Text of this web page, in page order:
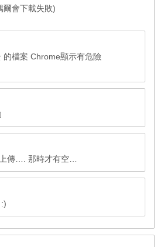
爾會下載失敗)
的檔案 Chrome顯示有危險
傳…. 那時才有空…